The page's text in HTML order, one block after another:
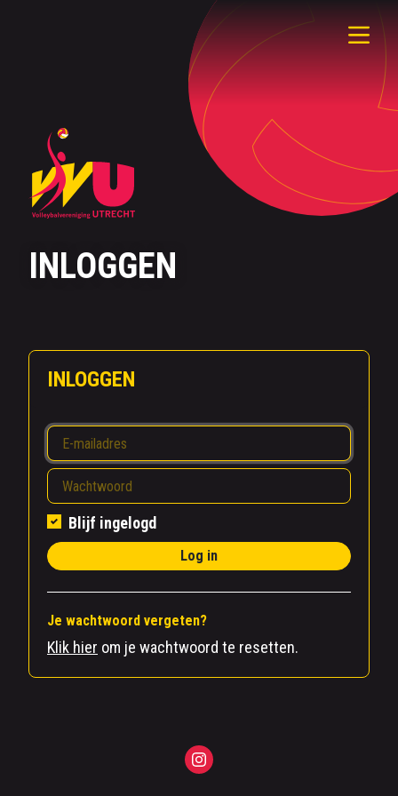
INLOGGEN
INLOGGEN
Blijf ingelogd
Log in
Je wachtwoord vergeten?
Klik hier om je wachtwoord te resetten.